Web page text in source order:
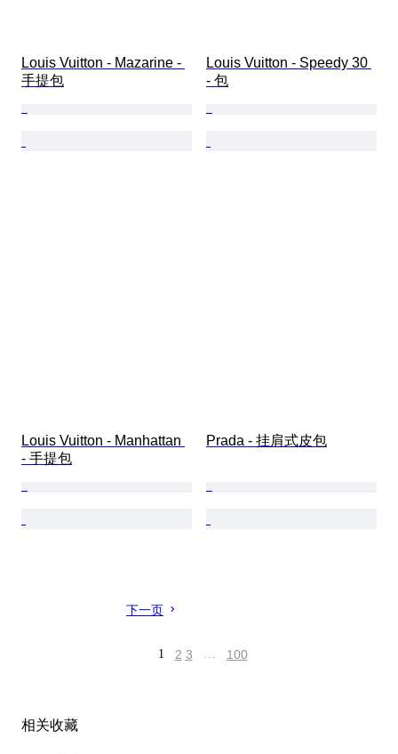
Louis Vuitton - Mazarine -
手提包
Louis Vuitton - Speedy 30
- 包
Louis Vuitton - Manhattan
- 手提包
Prada - 挂肩式皮包
下一页
1 2 3 … 100
相关收藏